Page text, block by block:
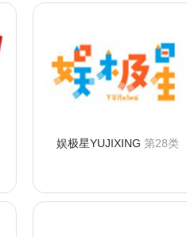
娱极星YUJIXING 第28类